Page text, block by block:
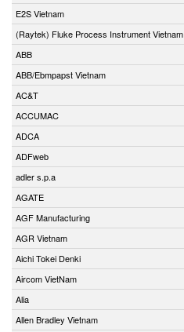
E2S Vietnam
(Raytek) Fluke Process Instrument Vietnam
ABB
ABB/Ebmpapst Vietnam
AC&T
ACCUMAC
ADCA
ADFweb
adler s.p.a
AGATE
AGF Manufacturing
AGR Vietnam
Aichi Tokei Denki
Aircom VietNam
Alia
Allen Bradley Vietnam